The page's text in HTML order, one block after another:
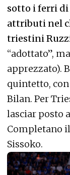
sotto i ferri di
attributi nel
triestini
“adottato”,
apprezzato).
quintetto,
Bilan. Per
lasciar posto
Completano
Sissoko.